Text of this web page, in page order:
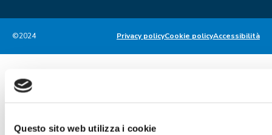
Questo sito web utilizza i cookie
©2024 Privacy policyCookie policyAccessibilità